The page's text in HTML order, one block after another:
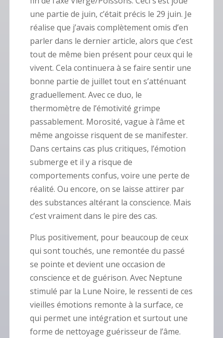
une partie de juin, c’était précis le 29 juin. Je
réalise que j’avais complètement omis d’en
parler dans le dernier article, alors que c’est
tout de même bien présent pour ceux qui le
vivent. Cela continuera à se faire sentir une
bonne partie de juillet tout en s’atténuant
graduellement. Avec ce duo, le
thermomètre de l’émotivité grimpe
passablement. Morosité, vague à l’âme et
même angoisse risquent de se manifester.
Dans certains cas plus critiques, l’émotion
submerge et il y a risque de
comportements confus, voire une perte de
réalité. Ou encore, on se laisse attirer par
des substances altérant la conscience. Mais
c’est vraiment dans le pire des cas.
Plus positivement, pour beaucoup de ceux
qui sont touchés, une remontée du passé
se pointe et devient une occasion de
conscience et de guérison. Avec Neptune
stimulé par la Lune Noire, le ressenti de ces
vieilles émotions remonte à la surface, ce
qui permet une intégration et surtout une
forme de nettoyage guérisseur de l’âme.